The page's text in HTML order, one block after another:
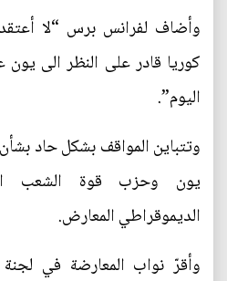
وأضاف لفرانس برس “لا
كوريا قادر على النظر الى
اليوم”.
وتتباين المواقف بشكل حاد بشأن
يون وحزب قوة الشعب
الديموقراطي المعارض.
وأقرّ نواب المعارضة في لجنة